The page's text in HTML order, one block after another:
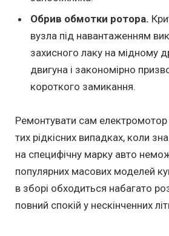
Обрив обмотки ротора.
вузла під навантаженням
захисного лаку на мідному
двигуна і закономірно
короткого замикання.
Ремонтувати сам електромотор
тих рідкісних випадках, коли
на специфічну марку авто
популярних масових моделей
в зборі обходиться набагато
повний спокій у нескінченних